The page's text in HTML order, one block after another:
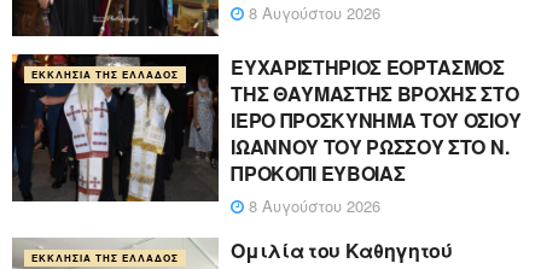
8 Αυγούστου 2026
ΕΚΚΛΗΣΊΑ ΤΗΣ ΕΛΛΆΔΟΣ
ΕΥΧΑΡΙΣΤΗΡΙΟΣ ΕΟΡΤΑΣΜΟΣ
ΤΗΣ ΘΑΥΜΑΣΤΗΣ ΒΡΟΧΗΣ ΣΤΟ
ΙΕΡΟ ΠΡΟΣΚΥΝΗΜΑ ΤΟΥ ΟΣΙΟΥ
ΙΩΑΝΝΟΥ ΤΟΥ ΡΩΣΣΟΥ ΣΤΟ Ν.
ΠΡΟΚΟΠΙ ΕΥΒΟΙΑΣ
8 Αυγούστου 2026
ΕΚΚΛΗΣΊΑ ΤΗΣ ΕΛΛΆΔΟΣ
Ομιλία του Καθηγητού